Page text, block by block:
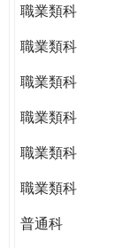
職業類科
職業類科
職業類科
職業類科
職業類科
職業類科
普通科